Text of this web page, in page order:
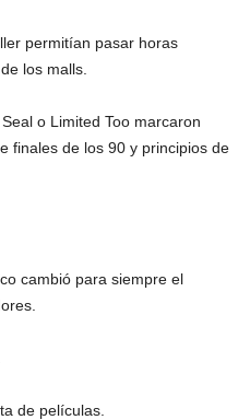
permitían pasar horas
los malls.
o Limited Too marcaron
finales de los 90 y principios de
cambió para siempre el
de películas.